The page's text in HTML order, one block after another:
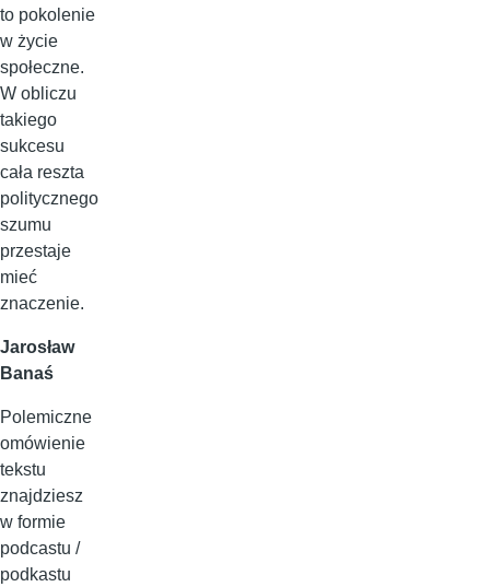
to pokolenie
w życie
społeczne.
W obliczu
takiego
sukcesu
cała reszta
politycznego
szumu
przestaje
mieć
znaczenie.
Jarosław
Banaś
Polemiczne
omówienie
tekstu
znajdziesz
w formie
podcastu /
podkastu